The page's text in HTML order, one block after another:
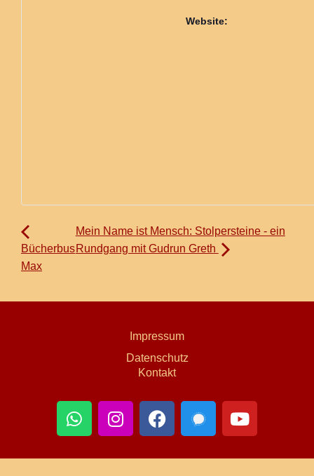
Website:
Bücherbus
Max
Mein Name ist Mensch: Stolpersteine - ein
Rundgang mit Gudrun Greth
Impressum
Datenschutz
Kontakt